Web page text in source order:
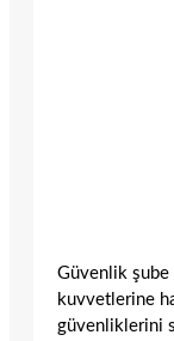
Güvenlik
kuvvetlerine
güvenliklerini